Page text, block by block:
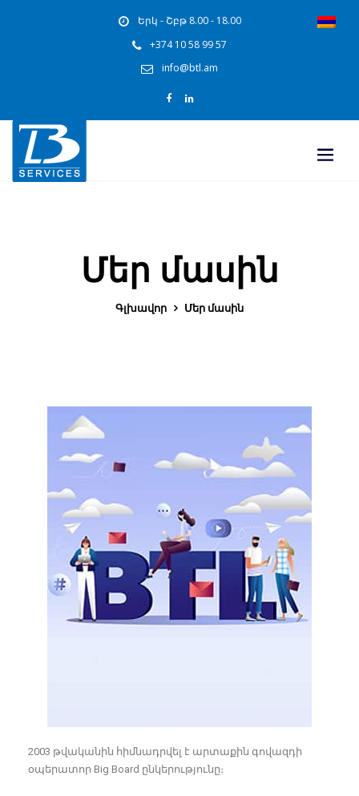
Երկ - Շբթ 8.00 - 18.00
+374 10 58 99 57
info@btl.am
Մեր մասին
Գլխավոր Մեր մասին
2003 թվականին հիմնադրվել է արտաքին գովազդի
օպերատոր Big Board ընկերությունը։